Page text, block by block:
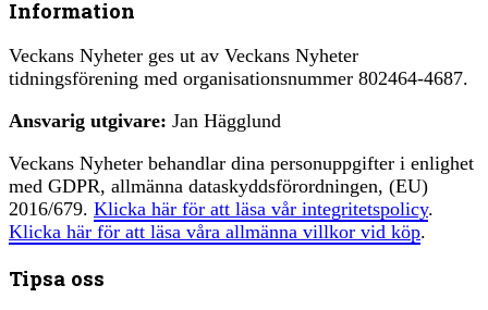
Information
Veckans Nyheter ges ut av Veckans Nyheter
tidningsförening med organisationsnummer 802464-4687.
Ansvarig utgivare: Jan Hägglund
Veckans Nyheter behandlar dina personuppgifter i enlighet
med GDPR, allmänna dataskyddsförordningen, (EU)
2016/679. Klicka här för att läsa vår integritetspolicy.
Klicka här för att läsa våra allmänna villkor vid köp.
Tipsa oss